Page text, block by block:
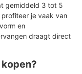
gemiddeld 3 tot 5
je vaak van
en
draagt direct